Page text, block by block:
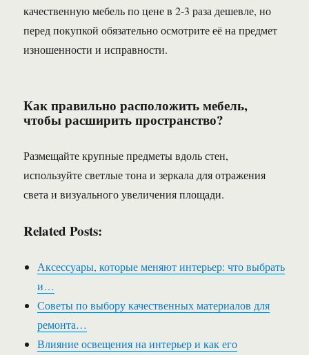
качественную мебель по цене в 2-3 раза дешевле, но
перед покупкой обязательно осмотрите её на предмет
изношенности и исправности.
Как правильно расположить мебель,
чтобы расширить пространство?
Размещайте крупные предметы вдоль стен,
используйте светлые тона и зеркала для отражения
света и визуального увеличения площади.
Related Posts:
Аксессуары, которые меняют интерьер: что выбрать
и…
Советы по выбору качественных материалов для
ремонта…
Влияние освещения на интерьер и как его